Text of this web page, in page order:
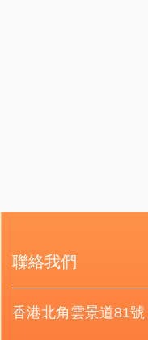
聯絡我們
香港北角雲景道81號